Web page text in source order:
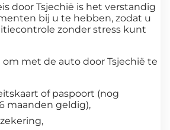
door Tsjechië is het verstandig
bij u te hebben, zodat u
zonder stress kunt
met de auto door Tsjechië te
of paspoort (nog
maanden geldig),